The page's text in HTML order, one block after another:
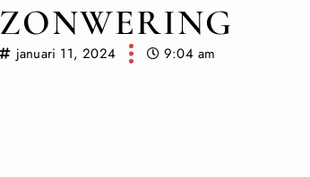
ZONWERING
januari 11, 2024 9:04 am